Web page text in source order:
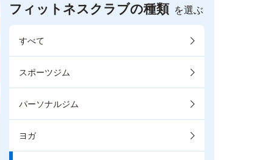
フィットネスクラブの種類 を選ぶ
すべて
スポーツジム
パーソナルジム
ヨガ